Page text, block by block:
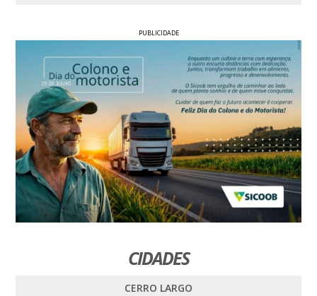
PUBLICIDADE
CIDADES
CERRO LARGO